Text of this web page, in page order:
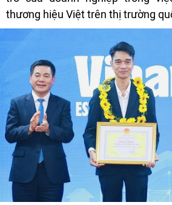
thương hiệu Việt trên thị trường